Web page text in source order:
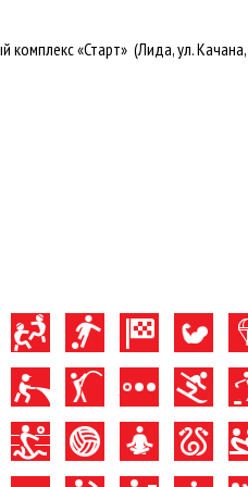
комплекс «Старт» (Лида, ул.